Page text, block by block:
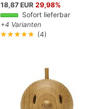
18,87 EUR 29,98%
Sofort lieferbar
+4 Varianten
★★★★★ (4)